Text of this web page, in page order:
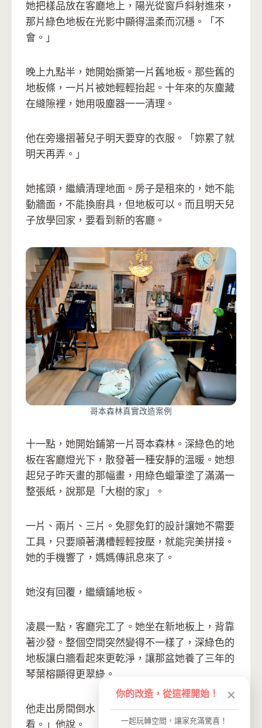
她把樣品放在客廳地上，陽光從窗戶斜射進來，
那片綠色地板在光影中顯得溫柔而沉穩。「不
會。」
晚上九點半，她開始撕第一片舊地板。那些舊的
地板條，一片片被她輕輕抬起。十年來的灰塵藏
在縫隙裡，她用吸塵器一一清理。
他在旁邊摺著兒子明天要穿的衣服。「妳累了就
明天再弄。」
她搖頭，繼續清理地面。房子是租來的，她不能
動牆面，不能換廚具，但地板可以。而且明天兒
子放學回家，要看到新的客廳。
哥本森林真實改造案例
十一點，她開始鋪第一片哥本森林。深綠色的地
板在客廳燈光下，散發著一種安靜的溫暖。她想
起兒子昨天畫的那幅畫，用綠色蠟筆塗了滿滿一
整張紙，說那是「大樹的家」。
一片、兩片、三片。免膠免釘的設計讓她不需要
工具，只要順著溝槽輕輕按壓，就能完美拼接。
她的手機響了，媽媽傳訊息來了。
她沒有回覆，繼續鋪地板。
凌晨一點，客廳完工了。她坐在新地板上，背靠
著沙發。整個空間突然變得不一樣了，深綠色的
地板讓白牆看起來更乾淨，讓那盆她養了三年的
琴葉榕顯得更翠綠。
他走出房間倒水，看到坐在地上的她。「好
看。」他說。
你的改造，從這裡開始！ ✕
一起玩轉空間，讓家充滿驚喜！